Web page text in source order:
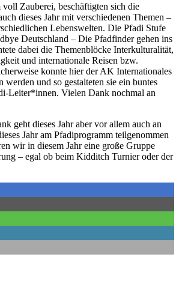
Zauberei, beschäftigten sich die
dieses Jahr mit verschiedenen Themen –
Lebenswelten. Die Pfadi Stufe
Deutschland – Die Pfadfinder gehen ins
dabei die Themenblöcke Interkulturalität,
und internationale Reisen bzw.
konnte hier der AK Internationales
werden und so gestalteten sie ein buntes
Leiter*innen. Vielen Dank nochmal an
geht dieses Jahr aber vor allem auch an
Jahr am Pfadiprogramm teilgenommen
wir in diesem Jahr eine große Gruppe
– egal ob beim Kidditch Turnier oder der